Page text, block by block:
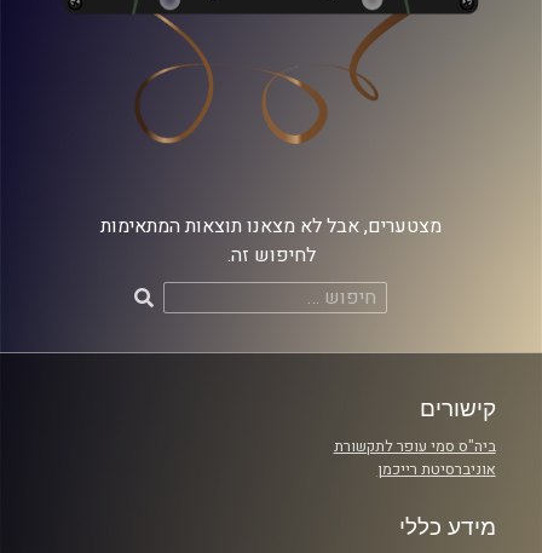
מצטערים, אבל לא מצאנו תוצאות המתאימות
לחיפוש זה.
חיפוש:
קישורים
ביה"ס סמי עופר לתקשורת
אוניברסיטת רייכמן
מידע כללי